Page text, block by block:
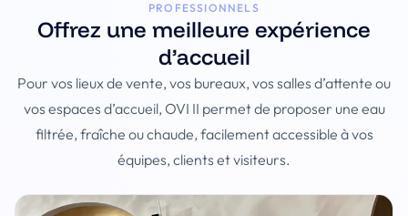
PROFESSIONNELS
Offrez une meilleure expérience
d’accueil
Pour vos lieux de vente, vos bureaux, vos salles d’attente ou
vos espaces d’accueil, OVI II permet de proposer une eau
filtrée, fraîche ou chaude, facilement accessible à vos
équipes, clients et visiteurs.